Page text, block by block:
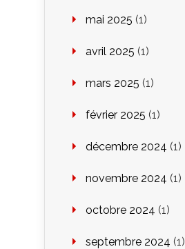
mai 2025 (1)
avril 2025 (1)
mars 2025 (1)
février 2025 (1)
décembre 2024 (1)
novembre 2024 (1)
octobre 2024 (1)
septembre 2024 (1)